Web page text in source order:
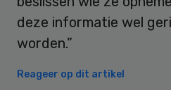
deze informatie wel
worden.”
Reageer op dit artikel